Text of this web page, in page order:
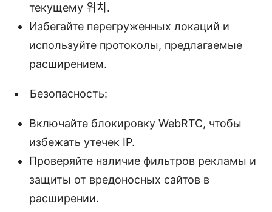
текущему 위치.
Избегайте перегруженных локаций и
используйте протоколы, предлагаемые
расширением.
Безопасность:
Включайте блокировку WebRTC, чтобы
избежать утечек IP.
Проверяйте наличие фильтров рекламы и
защиты от вредоносных сайтов в
расширении.